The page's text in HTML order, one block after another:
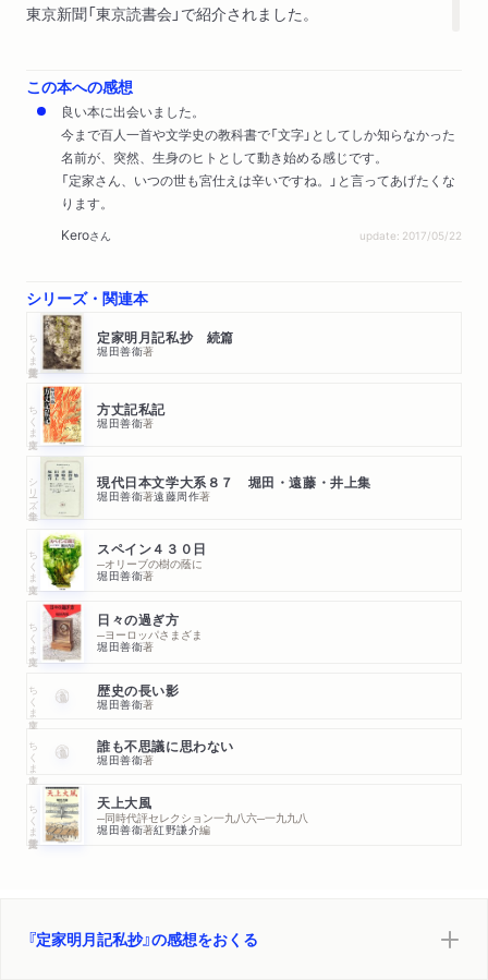
東京新聞「東京読書会」で紹介されました。
この本への感想
良い本に出会いました。
今まで百人一首や文学史の教科書で「文字」としてしか知らなかった
名前が、突然、生身のヒトとして動き始める感じです。
「定家さん、いつの世も宮仕えは辛いですね。」と言ってあげたくな
ります。
Keroさん update: 2017/05/22
シリーズ・関連本
ちくま学芸文庫 定家明月記私抄 続篇
堀田善衞著
ちくま文庫 方丈記私記
堀田善衞著
シリーズ・全集 現代日本文学大系８７ 堀田・遠藤・井上集
堀田善衞著遠藤周作著
ちくま文庫 スペイン４３０日
─オリーブの樹の蔭に
堀田善衞著
ちくま文庫 日々の過ぎ方
─ヨーロッパさまざま
堀田善衞著
ちくま文庫 歴史の長い影
堀田善衞著
ちくま文庫 誰も不思議に思わない
堀田善衞著
ちくま学芸文庫 天上大風
─同時代評セレクション一九八六─一九九八
堀田善衞著紅野謙介編
『定家明月記私抄』の感想をおくる